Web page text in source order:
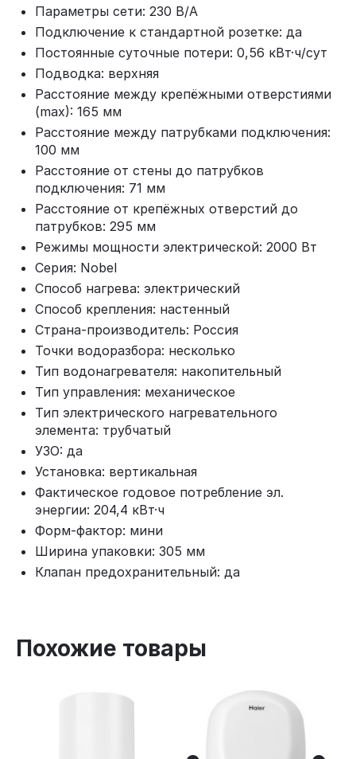
Параметры сети: 230 В/А
Подключение к стандартной розетке: да
Постоянные суточные потери: 0,56 кВт·ч/сут
Подводка: верхняя
Расстояние между крепёжными отверстиями
(max): 165 мм
Расстояние между патрубками подключения:
100 мм
Расстояние от стены до патрубков
подключения: 71 мм
Расстояние от крепёжных отверстий до
патрубков: 295 мм
Режимы мощности электрической: 2000 Вт
Серия: Nobel
Способ нагрева: электрический
Способ крепления: настенный
Страна‑производитель: Россия
Точки водоразбора: несколько
Тип водонагревателя: накопительный
Тип управления: механическое
Тип электрического нагревательного
элемента: трубчатый
УЗО: да
Установка: вертикальная
Фактическое годовое потребление эл.
энергии: 204,4 кВт·ч
Форм‑фактор: мини
Ширина упаковки: 305 мм
Клапан предохранительный: да
Похожие товары